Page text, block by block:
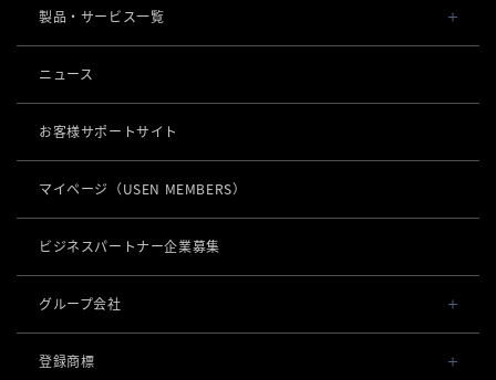
会社概要・役員一覧
社長メッセージ
事業所一覧
店舗DX
サスティナビリティ
製品・サービス一覧
POSレジ 他
USENセルフレジ
USENレジTAB STORE
勤怠管理「USEN スタッフシフト」
オーダーシステム
USEN ハンディ
USEN Mobile Order
USEN Tablet Order
USEN Order & Pay
キャッシュレス決済
USEN PAY
USEN PAY
USEN PAY ENTRY
USEN PAY QR
ロボティクス
KettyBot Pro（配膳）
BellaBot Pro（配膳）
USEN SMART RESERVE
ヒトサラ
導入事例
ニュース
お客様サポートサイト
マイページ （USEN MEMBERS）
ビジネスパートナー企業募集
グループ会社
USEN & U-NEXT GROUP
株式会社 U-NEXT HOLDINGS
登録商標